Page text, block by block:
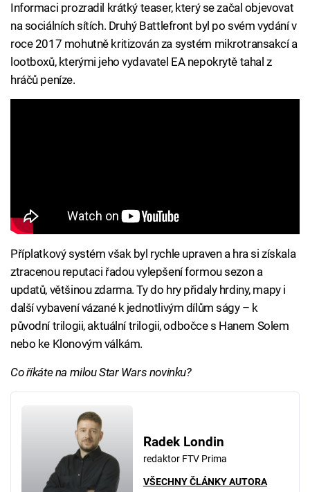
Informaci prozradil krátký teaser, který se začal objevovat
na sociálních sítích. Druhý Battlefront byl po svém vydání v
roce 2017 mohutně kritizován za systém mikrotransakcí a
lootboxů, kterými jeho vydavatel EA nepokrytě tahal z
hráčů peníze.
Příplatkový systém však byl rychle upraven a hra si získala
ztracenou reputaci řadou vylepšení formou sezon a
updatů, většinou zdarma. Ty do hry přidaly hrdiny, mapy i
další vybavení vázané k jednotlivým dílům ságy – k
původní trilogii, aktuální trilogii, odbočce s Hanem Solem
nebo ke Klonovým válkám.
Co říkáte na milou Star Wars novinku?
Radek Londin
redaktor FTV Prima
VŠECHNY ČLÁNKY AUTORA